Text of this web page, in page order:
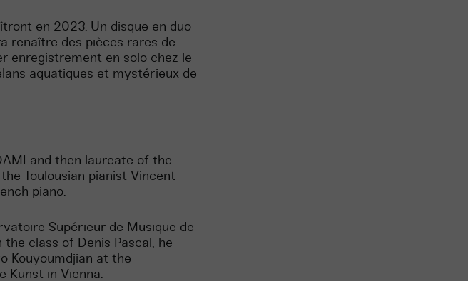
en 2023. Un disque en duo
renaître des pièces rares de
enregistrement en solo chez le
aquatiques et mystérieux de
and then laureate of the
Toulousian pianist Vincent
piano.
Supérieur de Musique de
class of Denis Pascal, he
Kouyoumdjian at the
Kunst in Vienna.